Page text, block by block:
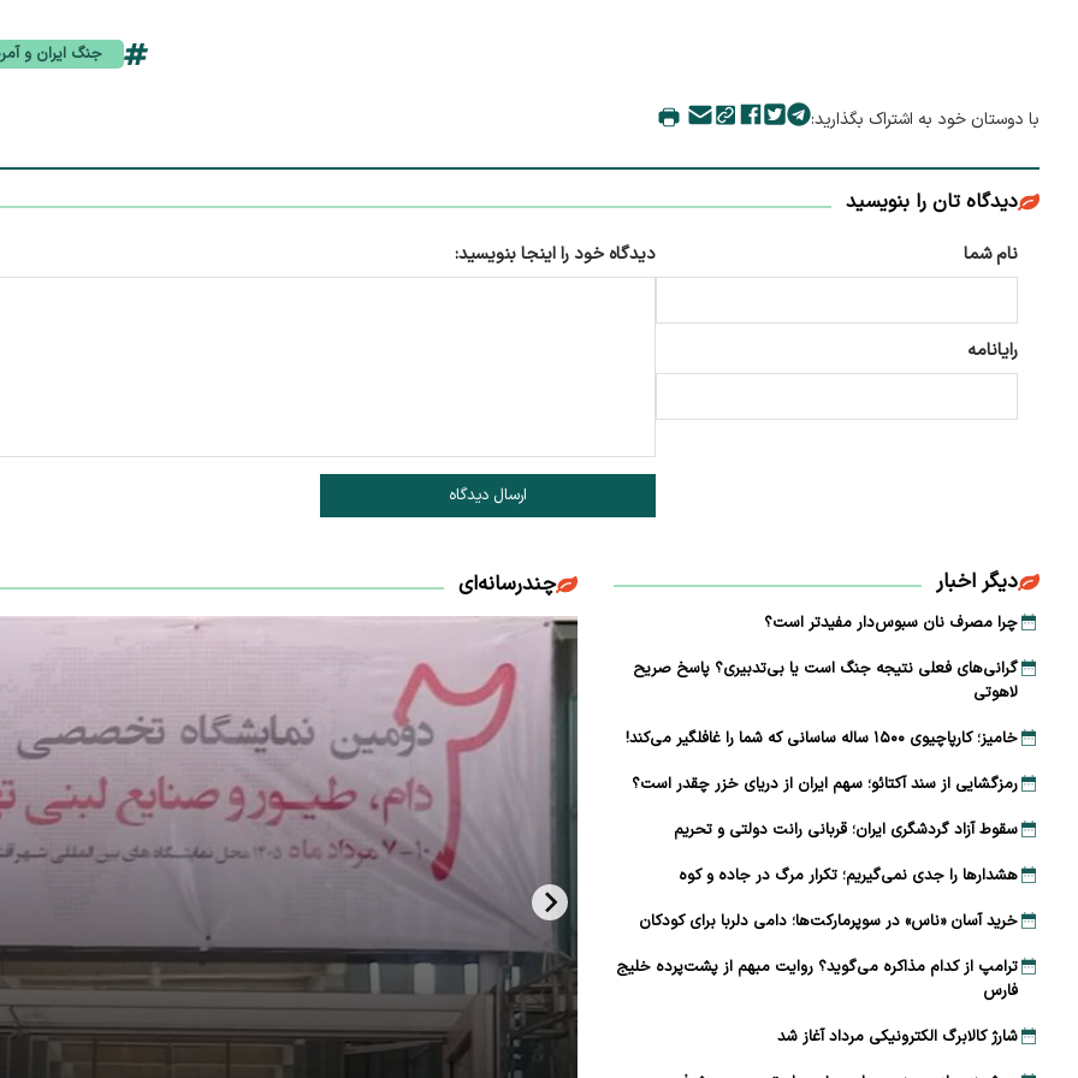
جنگ ایران و
با دوستان خود به اشتراک بگذارید:
دیدگاه تان را بنویسید
نام شما
رایانامه
دیدگاه خود را اینجا بنویسید:
ارسال دیدگاه
دیگر اخبار
چرا مصرف نان سبوس‌دار مفیدتر است؟
گرانی‌های فعلی نتیجه جنگ است یا بی‌تدبیری؟ پاسخ صریح
لاهوتی
خامیز؛ کارپاچیوی ۱۵۰۰ ساله ساسانی که شما را غافلگیر می‌کند!
رمزگشایی از سند آکتائو؛ سهم ایران از دریای خزر چقدر است؟
سقوط آزاد گردشگری ایران؛ قربانی رانت دولتی و تحریم
هشدارها را جدی نمی‌گیریم؛ تکرار مرگ در جاده و کوه
خرید آسان «ناس» در سوپرمارکت‌ها؛ دامی دلربا برای کودکان
ترامپ از کدام مذاکره می‌گوید؟ روایت مبهم از پشت‌پرده خلیج
فارس
شارژ کالابرگ الکترونیکی مرداد آغاز شد
چندرسانه‌ای